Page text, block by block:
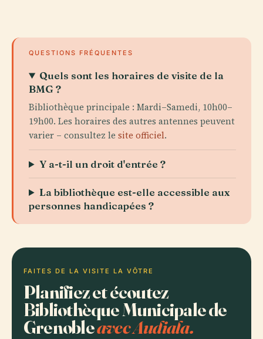
QUESTIONS FRÉQUENTES
Quels sont les horaires de visite de la
BMG ?
Bibliothèque principale : Mardi–Samedi, 10h00–
19h00. Les horaires des autres antennes peuvent
varier – consultez le site officiel.
Y a-t-il un droit d'entrée ?
La bibliothèque est-elle accessible aux
personnes handicapées ?
FAITES DE LA VISITE LA VÔTRE
Planifiez et écoutez
Bibliothèque Municipale de
Grenobleavec Audiala.